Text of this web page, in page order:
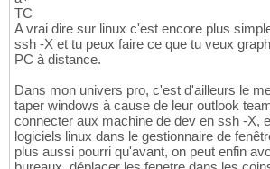
TC
A vrai dire sur linux c'est encore plus
ssh -X et tu peux faire ce que tu veux
PC à distance.
Dans mon univers pro, c'est d'ailleurs le
taper windows à cause de leur outlook
connecter aux machine de dev en ssh -X,
logiciels linux dans le gestionnaire de
plus aussi pourri qu'avant, on peut enfin